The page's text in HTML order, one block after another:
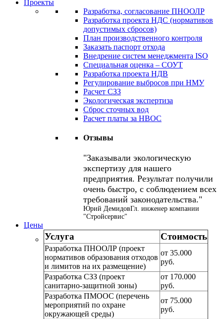
Проекты
Разработка, согласование ПНООЛР
Разработка проекта НДС (нормативов
допустимых сбросов)
План производственного контроля
Заказать паспорт отхода
Внедрение систем менеджмента ISO
Специальная оценка – СОУТ
Разработка проекта НДВ
Регулирование выбросов при НМУ
Расчет СЗЗ
Экологическая экспертиза
Сброс сточных вод
Расчет платы за НВОС
Отзывы
Заказывали экологическую
экспертизу для нашего
предприятия. Результат получили
очень быстро, с соблюдением всех
требований законодательства.
Юрий ДемидовГл. инженер компании
"Стройсервис"
Цены
Услуга Стоимость
Разработка ПНООЛР (проект
нормативов образования отходов
и лимитов на их размещение)
от 35.000
руб.
Разработка СЗЗ (проект
санитарно-защитной зоны)
от 170.000
руб.
Разработка ПМООС (перечень
мероприятий по охране
окружающей среды)
от 75.000
руб.